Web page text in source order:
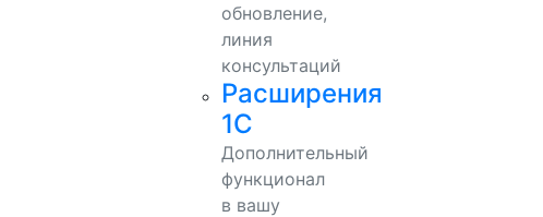
обновление,
линия
консультаций
Расширения
1С
Дополнительный
функционал
в вашу